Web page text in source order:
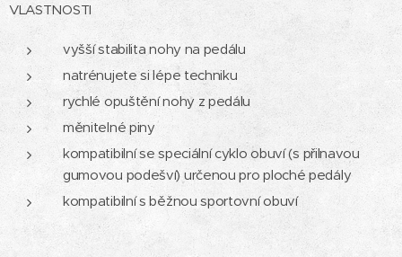
VLASTNOSTI
vyšší stabilita nohy na pedálu
natrénujete si lépe techniku
rychlé opuštění nohy z pedálu
měnitelné piny
kompatibilní se speciální cyklo obuví (s přilnavou
gumovou podešví) určenou pro ploché pedály
kompatibilní s běžnou sportovní obuví